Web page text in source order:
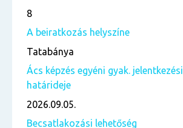
8
A beiratkozás helyszíne
Tatabánya
Ács képzés egyéni gyak. jelentkezési
határideje
2026.09.05.
Becsatlakozási lehetőség